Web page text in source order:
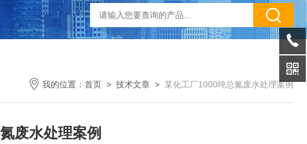
我的位置： 首页 > 技术文章 > 某化工厂1000吨总氮废水处理案例
废水处理案例